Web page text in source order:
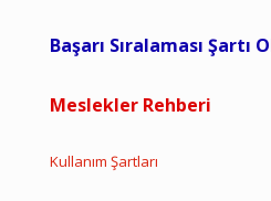
Başarı Sıralaması Şartı
Meslekler Rehberi
Kullanım Şartları